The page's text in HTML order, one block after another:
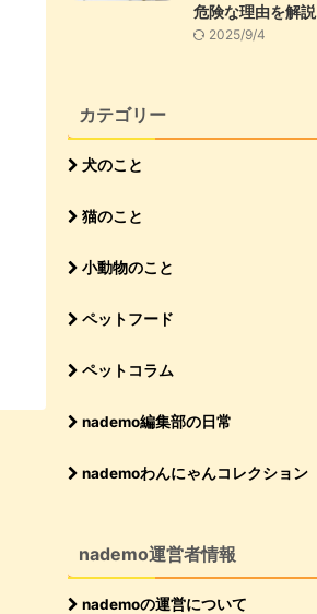
危険な理由を解説
2025/9/4
カテゴリー
犬のこと
猫のこと
小動物のこと
ペットフード
ペットコラム
nademo編集部の日常
nademoわんにゃんコレクション
nademo運営者情報
nademoの運営について